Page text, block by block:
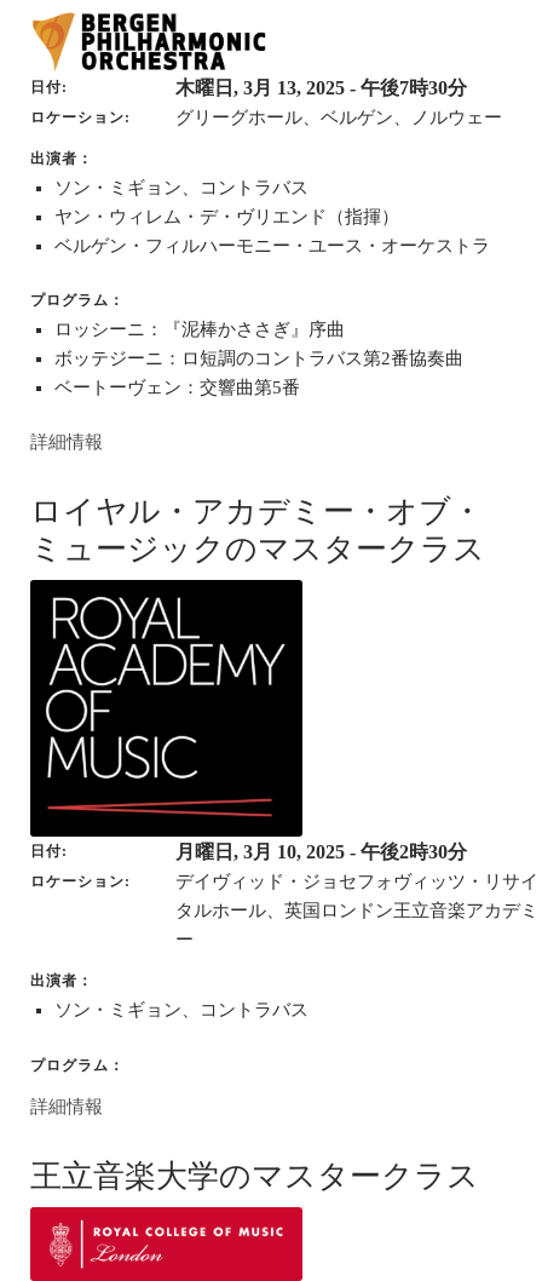
日付 木曜日, 3月 13, 2025 - 午後7時30分
ロケーション グリーグホール、ベルゲン、ノルウェー
出演者：
ソン・ミギョン、コントラバス
ヤン・ウィレム・デ・ヴリエンド（指揮）
ベルゲン・フィルハーモニー・ユース・オーケストラ
プログラム：
ロッシーニ：『泥棒かささぎ』序曲
ボッテジーニ：ロ短調のコントラバス第2番協奏曲
ベートーヴェン：交響曲第5番
詳細情報
ロイヤル・アカデミー・オブ・
ミュージックのマスタークラス
日付 月曜日, 3月 10, 2025 - 午後2時30分
ロケーション
デイヴィッド・ジョセフォヴィッツ・リサイ
タルホール、英国ロンドン王立音楽アカデミ
ー
出演者：
ソン・ミギョン、コントラバス
プログラム：
詳細情報
王立音楽大学のマスタークラス